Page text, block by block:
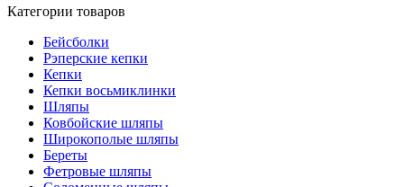
Категории товаров
Бейсболки
Рэперские кепки
Кепки
Кепки восьмиклинки
Шляпы
Ковбойские шляпы
Широкополые шляпы
Береты
Фетровые шляпы